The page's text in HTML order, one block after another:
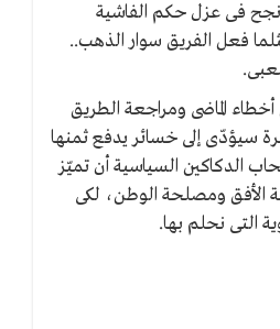
فى عزل حكم الفاشية
فعل الفريق سوار الذهب..
الماضى ومراجعة الطريق
سيؤدّى إلى خسائر يدفع ثمنها
الدكاكين السياسية أن تميّز
الأفق ومصلحة الوطن، لكى
التى نحلم بها.